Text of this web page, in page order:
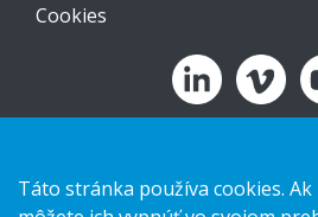
Cookies
Táto stránka používa cookies.